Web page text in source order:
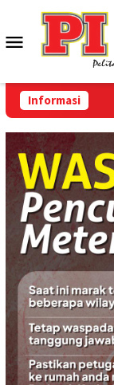
konten
Menu
Mobile
Informasi